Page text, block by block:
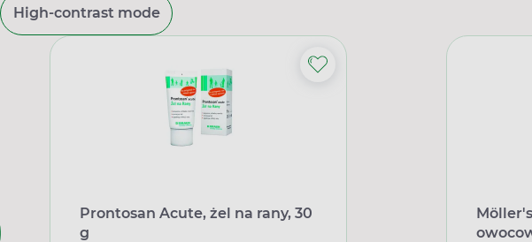
High-contrast mode
Prontosan Acute, żel na rany, 30
g